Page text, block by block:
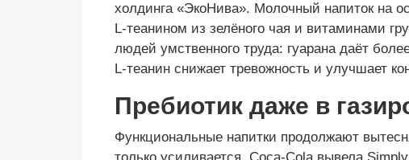
холдинга «ЭкоНива». Молочный напиток на
L-теанином из зелёного чая и витаминами
людей умственного труда: гуарана даёт
L-теанин снижает тревожность и улучшает
Пребиотик даже в
Функциональные напитки продолжают